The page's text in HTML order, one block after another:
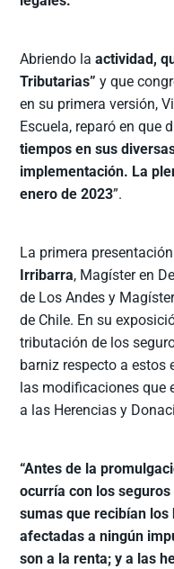
Abriendo laactividad,
Tributarias”y que
en su primera versión,
Escuela, reparó en que
tiempos en sus
implementación. La
enero de 2023”.
La primera
Irribarra, Magíster en
de Los Andes y
de Chile. En su
tributación de los
barniz respecto a estos
las modificaciones que
a las Herencias y
“Antes de la
ocurría con los
sumas que recibían
afectadas a ningún
son a la renta; y a las